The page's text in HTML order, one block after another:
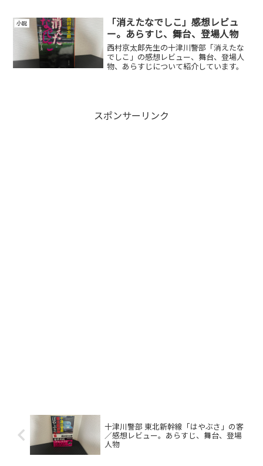
小説
「消えたなでしこ」感想レビュ
ー。あらすじ、舞台、登場人物
西村京太郎先生の十津川警部「消えたな
でしこ」の感想レビュー、舞台、登場人
物、あらすじについて紹介しています。
スポンサーリンク
十津川警部 東北新幹線「はやぶさ」の客
／感想レビュー。あらすじ、舞台、登場
人物